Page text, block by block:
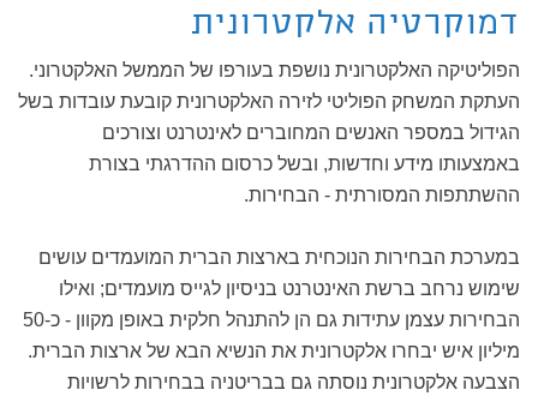
דמוקרטיה אלקטרונית
הפוליטיקה האלקטרונית נושפת בעורפו של הממשל האלקטרוני.
העתקת המשחק הפוליטי לזירה האלקטרונית קובעת עובדות בשל
הגידול במספר האנשים המחוברים לאינטרנט וצורכים
באמצעותו מידע וחדשות, ובשל כרסום ההדרגתי בצורת
ההשתתפות המסורתית - הבחירות.
במערכת הבחירות הנוכחית בארצות הברית המועמדים עושים
שימוש נרחב ברשת האינטרנט בניסיון לגייס מועמדים; ואילו
הבחירות עצמן עתידות גם הן להתנהל חלקית באופן מקוון - כ-50
מיליון איש יבחרו אלקטרונית את הנשיא הבא של ארצות הברית.
הצבעה אלקטרונית נוסתה גם בבריטניה בבחירות לרשויות